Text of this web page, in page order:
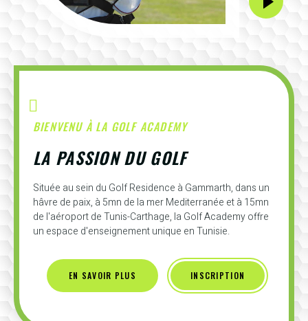
BIENVENU À LA GOLF ACADEMY
LA PASSION DU GOLF
Située au sein du Golf Residence à Gammarth, dans un
hâvre de paix, à 5mn de la mer Mediterranée et à 15mn
de l'aéroport de Tunis-Carthage, la Golf Academy offre
un espace d'enseignement unique en Tunisie.
EN SAVOIR PLUS INSCRIPTION